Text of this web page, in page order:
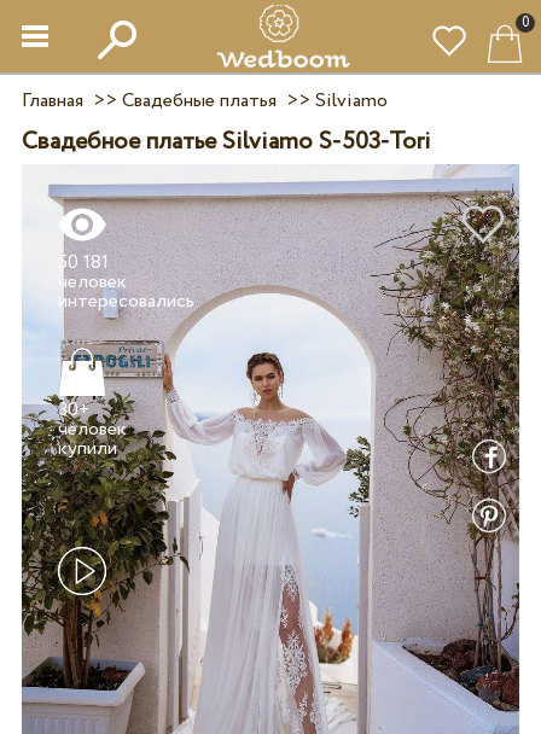
0
Главная >> Свадебные платья >> Silviamo
Свадебное платье Silviamo S-503-Tori
50 181
человек
интересовались
30+
человек
купили